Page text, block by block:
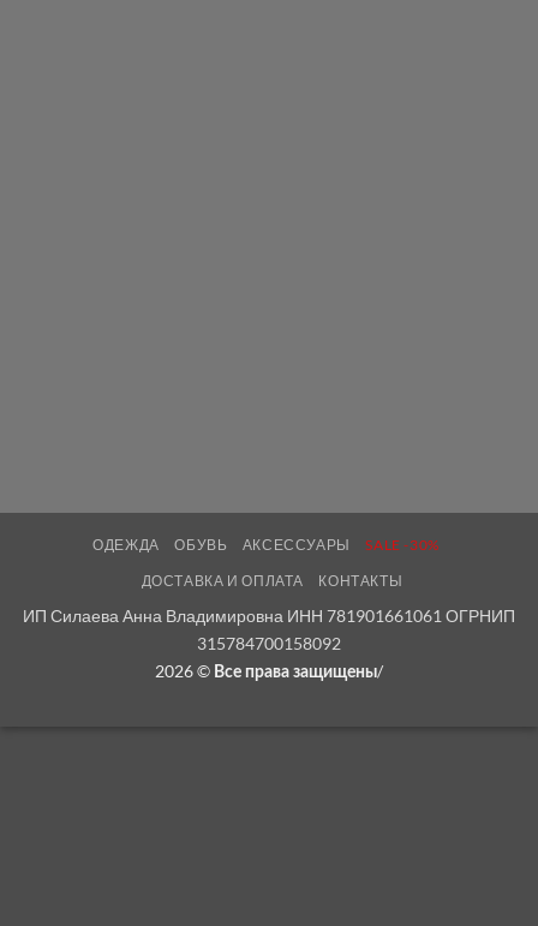
ОДЕЖДА ОБУВЬ АКСЕССУАРЫ
SALE -30%
ДОСТАВКА И ОПЛАТА
КОНТАКТЫ
ИП Силаева Анна Владимировна ИНН 781901661061 ОГРНИП
315784700158092
2026 © Все права защищены/